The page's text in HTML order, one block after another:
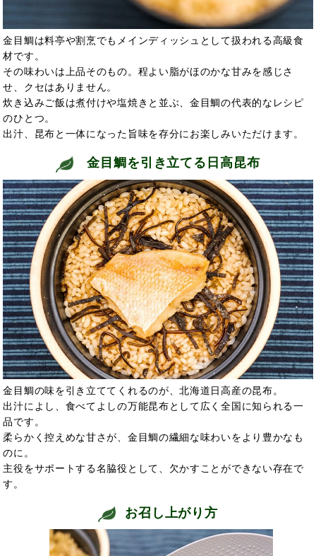
金目鯛は料亭や割烹でもメインディッシュとして扱われる高級食
材です。
その味わいは上品そのもの。程よい脂がほのかな甘みを感じさ
せ、クセはありません。
炊き込みご飯は煮付けや塩焼きと並ぶ、金目鯛の代表的なレシピ
のひとつ。
出汁、昆布と一体になった旨味を存分にお楽しみいただけます。
金目鯛を引き立てる日高昆布
金目鯛の味を引き立ててくれるのが、北海道日高産の昆布。
出汁によし、食べてよしの万能昆布として広く全国に知られる一
品です。
柔らかく控えめな甘さが、金目鯛の繊細な味わいをより豊かなも
のに。
主役をサポートする名脇役として、欠かすことができない存在で
す。
お召し上がり方